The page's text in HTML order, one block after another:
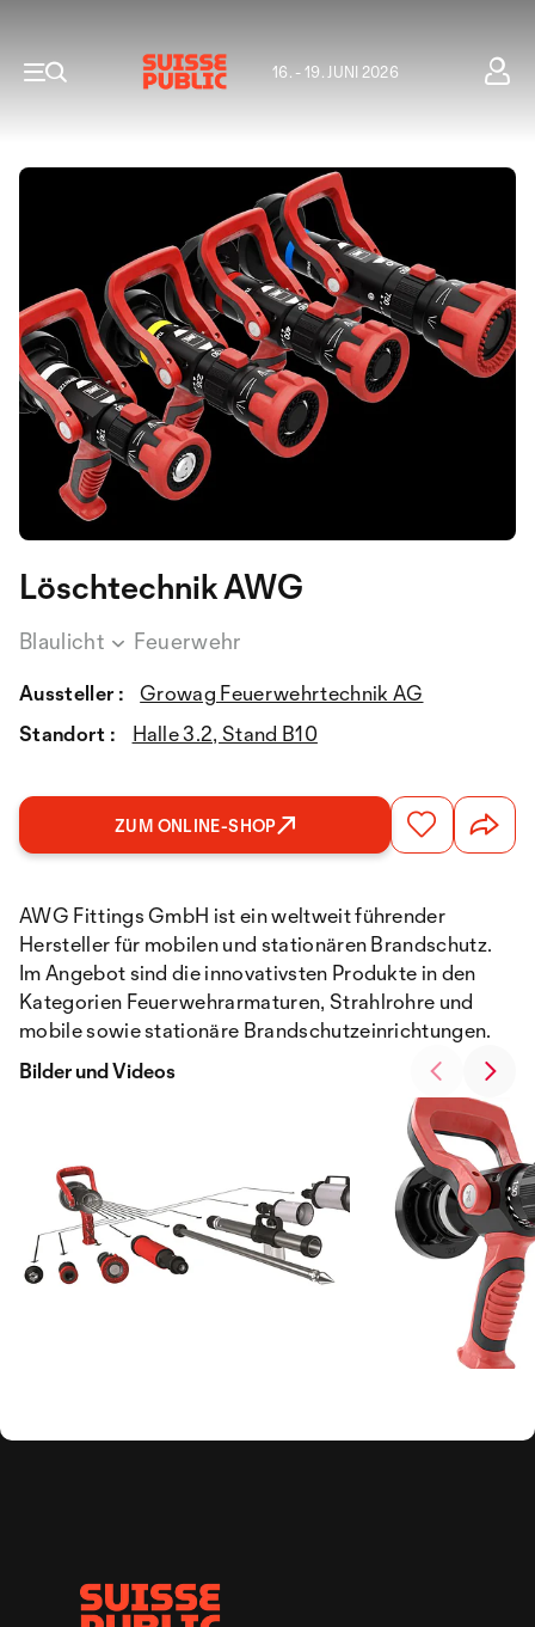
16. - 19. JUNI 2026
Löschtechnik AWG
Blaulicht Feuerwehr
Aussteller :
Growag Feuerwehrtechnik AG
Standort :
Halle 3.2, Stand B10
ZUM ONLINE-SHOP
AWG Fittings GmbH ist ein weltweit führender
Hersteller für mobilen und stationären Brandschutz.
Im Angebot sind die innovativsten Produkte in den
Kategorien Feuerwehrarmaturen, Strahlrohre und
mobile sowie stationäre Brandschutzeinrichtungen.
Bilder und Videos